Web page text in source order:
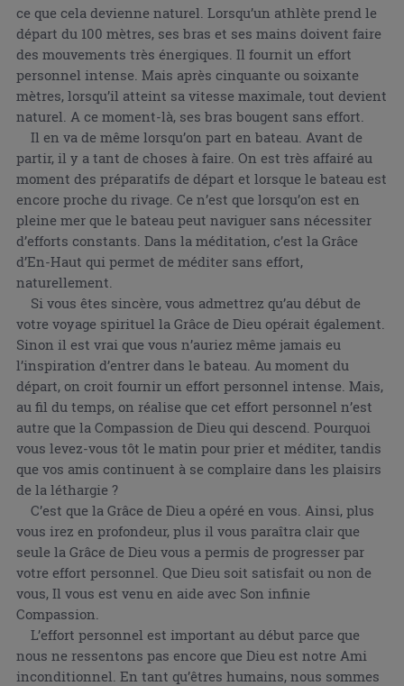
ce que cela devienne naturel. Lorsqu’un athlète prend le
départ du 100 mètres, ses bras et ses mains doivent faire
des mouvements très énergiques. Il fournit un effort
personnel intense. Mais après cinquante ou soixante
mètres, lorsqu’il atteint sa vitesse maximale, tout devient
naturel. A ce moment-là, ses bras bougent sans effort.
Il en va de même lorsqu’on part en bateau. Avant de
partir, il y a tant de choses à faire. On est très affairé au
moment des préparatifs de départ et lorsque le bateau est
encore proche du rivage. Ce n’est que lorsqu’on est en
pleine mer que le bateau peut naviguer sans nécessiter
d’efforts constants. Dans la méditation, c’est la Grâce
d’En-Haut qui permet de méditer sans effort,
naturellement.
Si vous êtes sincère, vous admettrez qu’au début de
votre voyage spirituel la Grâce de Dieu opérait également.
Sinon il est vrai que vous n’auriez même jamais eu
l’inspiration d’entrer dans le bateau. Au moment du
départ, on croit fournir un effort personnel intense. Mais,
au fil du temps, on réalise que cet effort personnel n’est
autre que la Compassion de Dieu qui descend. Pourquoi
vous levez-vous tôt le matin pour prier et méditer, tandis
que vos amis continuent à se complaire dans les plaisirs
de la léthargie ?
C’est que la Grâce de Dieu a opéré en vous. Ainsi, plus
vous irez en profondeur, plus il vous paraîtra clair que
seule la Grâce de Dieu vous a permis de progresser par
votre effort personnel. Que Dieu soit satisfait ou non de
vous, Il vous est venu en aide avec Son infinie
Compassion.
L’effort personnel est important au début parce que
nous ne ressentons pas encore que Dieu est notre Ami
inconditionnel. En tant qu’êtres humains, nous sommes